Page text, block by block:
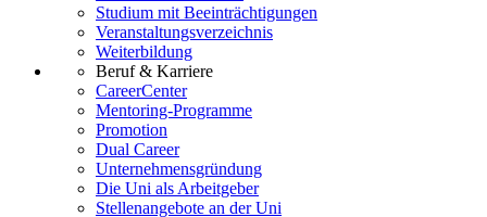
Studium mit Beeinträchtigungen
Veranstaltungsverzeichnis
Weiterbildung
Beruf & Karriere
CareerCenter
Mentoring-Programme
Promotion
Dual Career
Unternehmensgründung
Die Uni als Arbeitgeber
Stellenangebote an der Uni